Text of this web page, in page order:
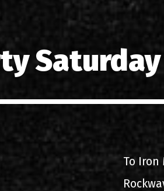
Tickets
List of songs in Greece
Photos in Greece
To Iron